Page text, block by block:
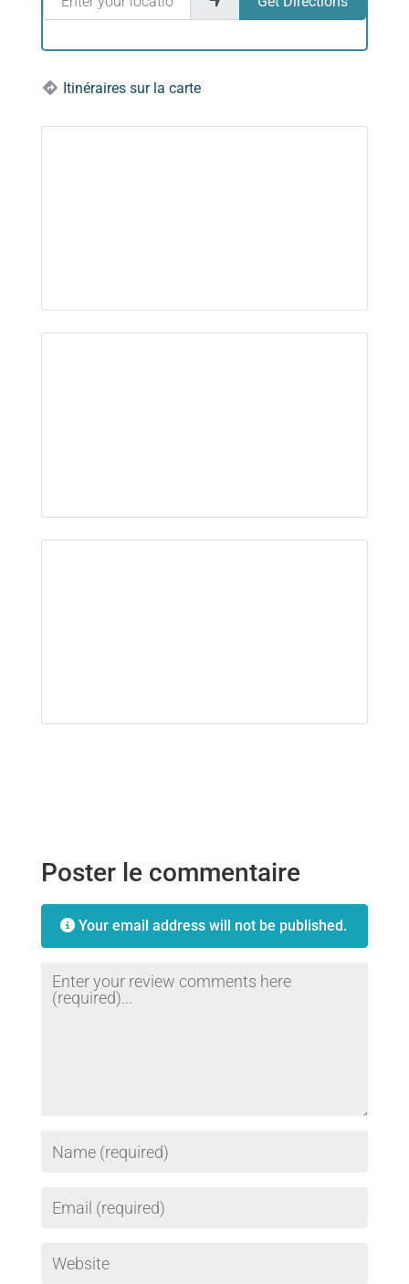
Itinéraires sur la carte
Poster le commentaire
Your email address will not be published.
Review text